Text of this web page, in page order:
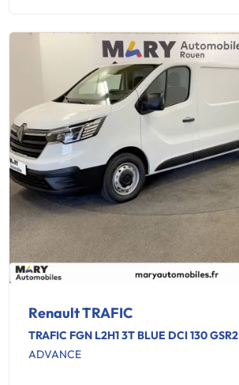
Renault TRAFIC
TRAFIC FGN L2H1 3T BLUE DCI 130 GSR2
ADVANCE